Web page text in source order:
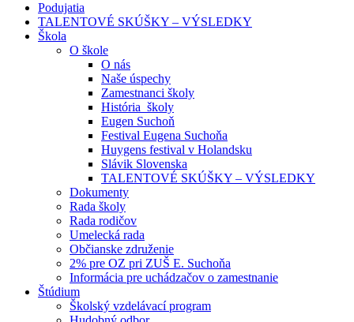
Podujatia
TALENTOVÉ SKÚŠKY – VÝSLEDKY
Škola
O škole
O nás
Naše úspechy
Zamestnanci školy
História školy
Eugen Suchoň
Festival Eugena Suchoňa
Huygens festival v Holandsku
Slávik Slovenska
TALENTOVÉ SKÚŠKY – VÝSLEDKY
Dokumenty
Rada školy
Rada rodičov
Umelecká rada
Občianske združenie
2% pre OZ pri ZUŠ E. Suchoňa
Informácia pre uchádzačov o zamestnanie
Štúdium
Školský vzdelávací program